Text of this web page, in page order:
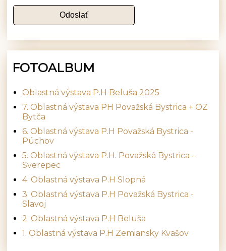
FOTOALBUM
Oblastná výstava P.H Beluša 2025
7. Oblastná výstava PH Považská Bystrica + OZ
Bytča
6. Oblastná výstava P.H Považská Bystrica -
Púchov
5. Oblastná výstava P.H. Považská Bystrica -
Sverepec
4. Oblastná výstava P.H Slopná
3. Oblastná výstava P.H Považská Bystrica -
Slavoj
2. Oblastná výstava P.H Beluša
1. Oblastná výstava P.H Zemiansky Kvašov